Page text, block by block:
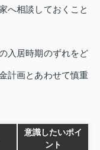
へ相談しておくこと
入居時期のずれをど
計画とあわせて慎重
意識したいポイ
ント